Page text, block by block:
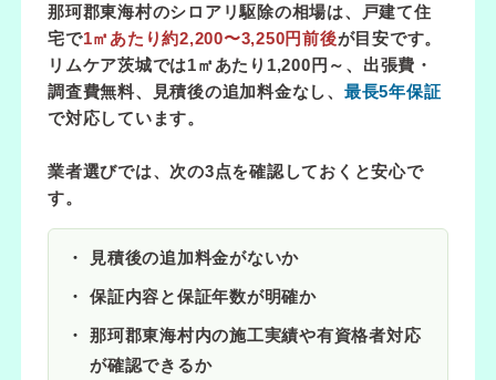
那珂郡東海村のシロアリ駆除の相場は、戸建て住
宅で1㎡あたり約2,200〜3,250円前後が目安です。
リムケア茨城では1㎡あたり1,200円～ 、出張費・
調査費無料、見積後の追加料金なし、 最長5年保証
で対応しています。
業者選びでは、次の3点を確認しておくと安心で
す。
見積後の追加料金がないか
保証内容と保証年数が明確か
那珂郡東海村内の施工実績や有資格者対応
が確認できるか